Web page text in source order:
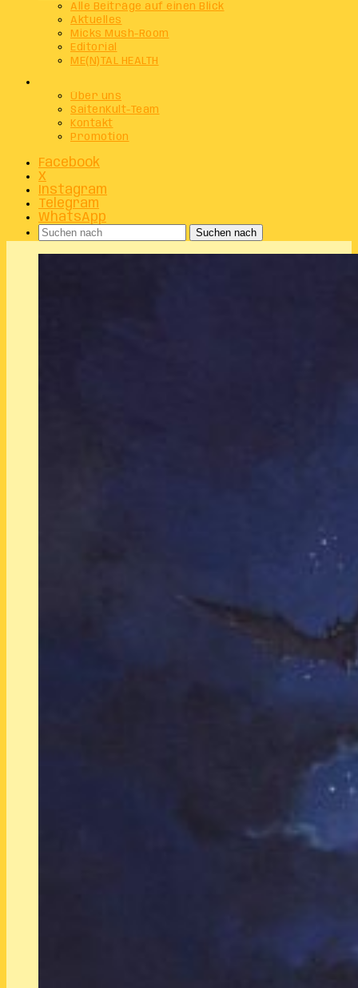
Alle Beiträge auf einen Blick
Aktuelles
Micks Mush-Room
Editorial
ME(N)TAL HEALTH
Über uns
SaitenKult-Team
Kontakt
Promotion
Facebook
X
Instagram
Telegram
WhatsApp
Suchen nach